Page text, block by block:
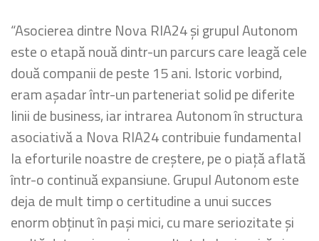
“Asocierea dintre Nova RIA24 și grupul Autonom
este o etapă nouă dintr-un parcurs care leagă cele
două companii de peste 15 ani. Istoric vorbind,
eram așadar într-un parteneriat solid pe diferite
linii de business, iar intrarea Autonom în structura
asociativă a Nova RIA24 contribuie fundamental
la eforturile noastre de creștere, pe o piață aflată
într-o continuă expansiune. Grupul Autonom este
deja de mult timp o certitudine a unui succes
enorm obținut în pași mici, cu mare seriozitate și